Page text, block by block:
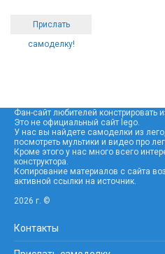
Прислать
самоделку!
Фан-сайт любителей констрировать
Это не официальный сайт lego.
У нас вы найдете самоделки из
посмотреть мультики и видео про
Кроме этого у нас много всего
конструктора.
Копирование материалов с сайта
активной ссылки на источник.
2026 г. ©
Контакты